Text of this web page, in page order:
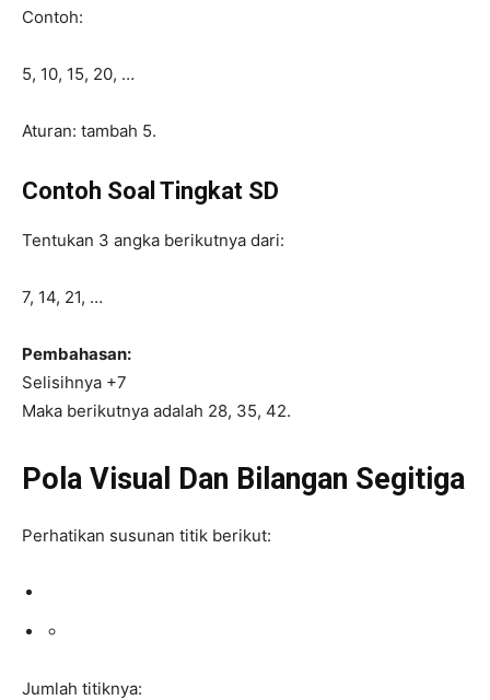
Contoh:
5, 10, 15, 20, …
Aturan: tambah 5.
Contoh Soal Tingkat SD
Tentukan 3 angka berikutnya dari:
7, 14, 21, …
Pembahasan:
Selisihnya +7
Maka berikutnya adalah 28, 35, 42.
Pola Visual Dan Bilangan Segitiga
Perhatikan susunan titik berikut:
Jumlah titiknya: